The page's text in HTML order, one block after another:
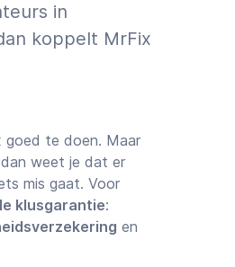
in
koppelt MrFix
goed te doen. Maar
weet je dat er
mis gaat. Voor
klusgarantie:
en